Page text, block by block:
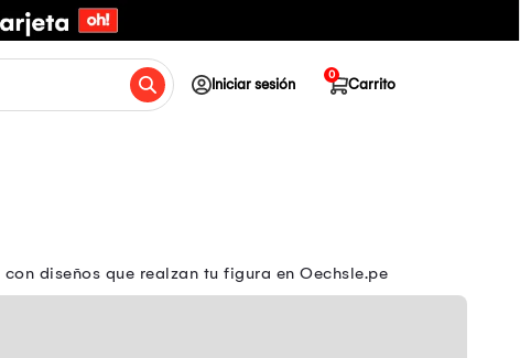
Iniciar sesión Carrito
0
diseños que realzan tu figura en Oechsle.pe